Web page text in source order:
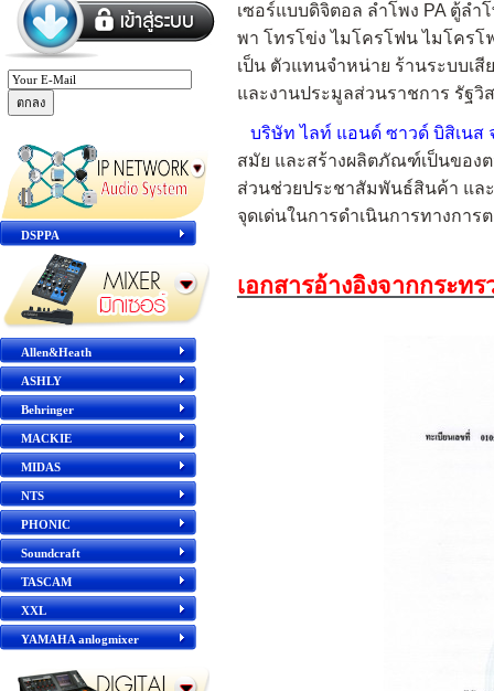
DSPPA
Allen&Heath
ASHLY
Behringer
MACKIE
MIDAS
NTS
PHONIC
Soundcraft
TASCAM
XXL
YAMAHA anlogmixer
เซอร์แบบดิจิตอล ลำโพง PA ตู้ลำ
พา โทรโข่ง ไมโครโฟน ไมโครโ
เป็น ตัวแทนจำหน่าย ร้านระบบเสี
และงานประมูลส่วนราชการ รัฐวิ
บริษัท ไลท์ แอนด์ ซาวด์ บิสิเนส
สมัย และสร้างผลิตภัณฑ์เป็นของ
ส่วนช่วยประชาสัมพันธ์สินค้า แล
จุดเด่นในการดำเนินการทางการ
เอกสารอ้างอิงจากกระท